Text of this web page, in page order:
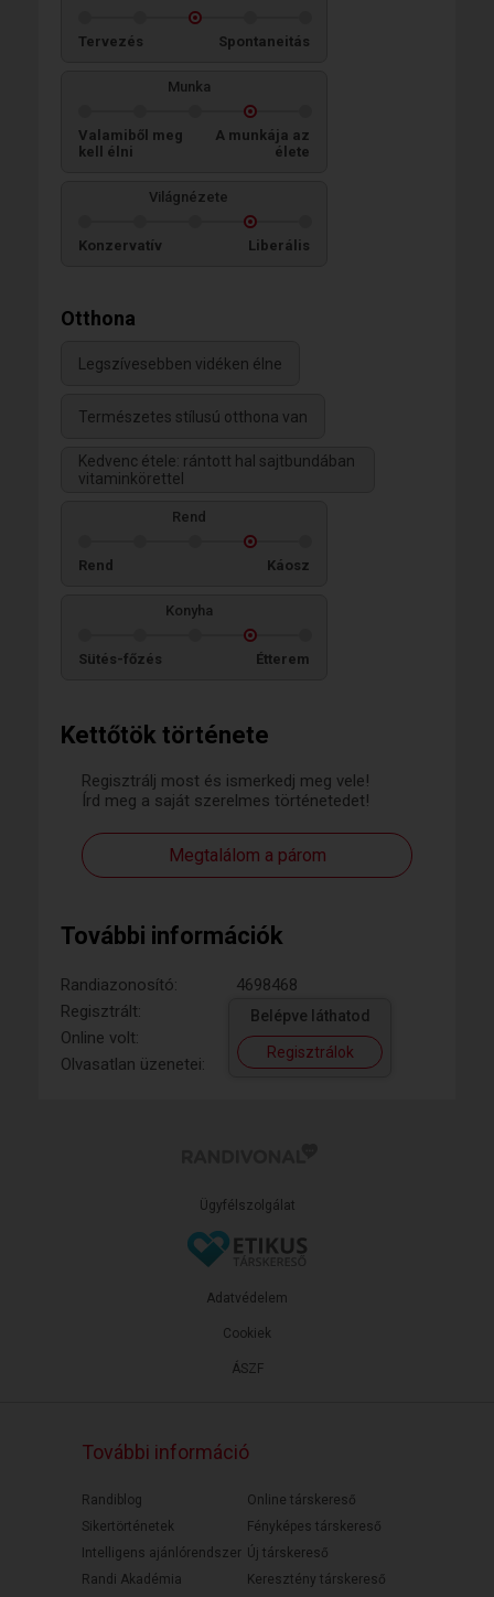
Kettőtök története
Regisztrálj most és ismerkedj meg vele!
Írd meg a saját szerelmes történetedet!
Megtalálom a párom
További információk
Randiazonosító:
4698468
Regisztrált:
Online volt:
Olvasatlan üzenetei:
Belépve láthatod
Regisztrálok
Tervezés Spontaneitás
Munka
Valamiből meg
kell élni
A munkája az
élete
Világnézete
Konzervatív Liberális
Otthona
Legszívesebben vidéken élne
Természetes stílusú otthona van
Kedvenc étele: rántott hal sajtbundában
vitaminkörettel
Rend
Rend Káosz
Konyha
Sütés-főzés Étterem
Ügyfélszolgálat
ÁSZF
Adatvédelem
Cookiek
További információ
Randiblog
Sikertörténetek
Intelligens ajánlórendszer
Randi Akadémia
Online társkereső
Fényképes társkereső
Új társkereső
Keresztény társkereső